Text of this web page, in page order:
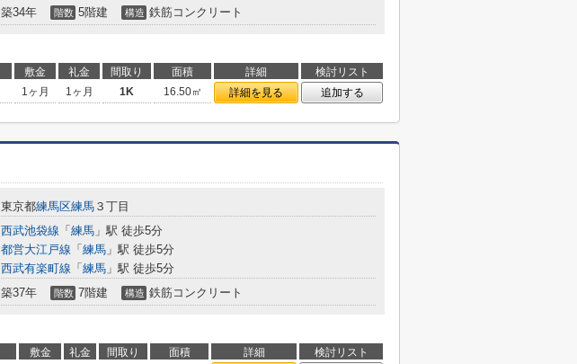
築34年 階数 5階建 構造 鉄筋コンクリート
敷金 礼金 間取り 面積 詳細
検討リスト
1ヶ月 1ヶ月 1K 16.50㎡ 詳細を見る 追加する
東京都練馬区練馬 ３丁目
西武池袋線 「 練馬 」駅 徒歩5分
都営大江戸線 「 練馬 」駅 徒歩5分
西武有楽町線 「 練馬 」駅 徒歩5分
築37年 階数 7階建 構造 鉄筋コンクリート
敷金 礼金 間取り 面積 詳細
検討リスト